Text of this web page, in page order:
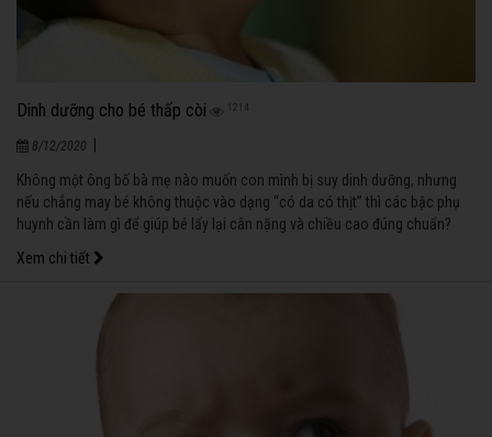
Dinh dưỡng cho bé thấp còi 1214
8/12/2020
Không một ông bố bà mẹ nào muốn con mình bị suy dinh dưỡng, nhưng
nếu chẳng may bé không thuộc vào dạng “có da có thịt” thì các bậc phụ
huynh cần làm gì để giúp bé lấy lại cân nặng và chiều cao đúng chuẩn?
Xem chi tiết